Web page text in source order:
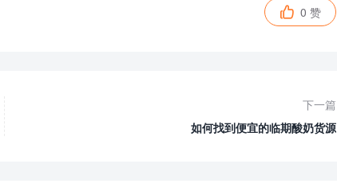
 0 赞
下一篇
如何找到便宜的临期酸奶货源